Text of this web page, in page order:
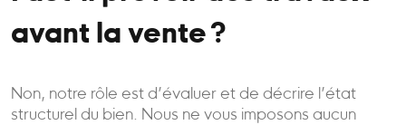
avant la vente ?
Non, notre rôle est d’évaluer et de décrire l’état
structurel du bien. Nous ne vous imposons aucun